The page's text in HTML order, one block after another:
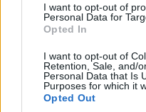
I want to opt-out of
Personal Data for
Opted In
I want to opt-out of
Retention, Sale, and/
Personal Data that Is
Purposes for which it
Opted Out